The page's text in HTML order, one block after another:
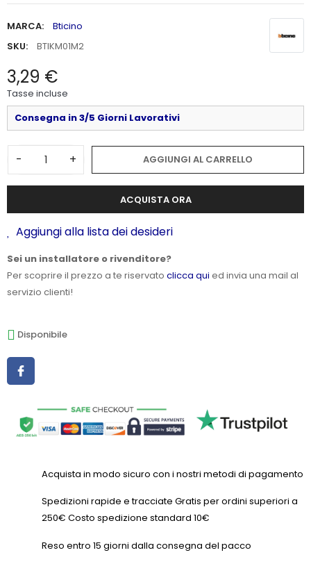
MARCA:
Bticino
SKU:
BTIKM01M2
3,29 €
Tasse incluse
Consegna in 3/5 Giorni Lavorativi
- + AGGIUNGI AL CARRELLO
ACQUISTA ORA
Aggiungi alla lista dei desideri
Sei un installatore o rivenditore?
Per scoprire il prezzo a te riservato clicca qui ed invia una mail al
servizio clienti!
Disponibile
Acquista in modo sicuro con i nostri metodi di pagamento
Spedizioni rapide e tracciate Gratis per ordini superiori a
250€ Costo spedizione standard 10€
Reso entro 15 giorni dalla consegna del pacco